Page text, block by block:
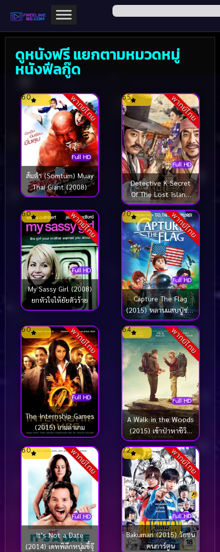
ดูหนังฟรี แยกตามหมวดหมู่
หนังฟีลกู๊ด
พากย์ไทย
Full HD
6.0
ส้มตำ (Somtum) Muay
Thai Giant (2008)
พากย์ไทย
Full HD
6.5
Detective K Secret
Of The Lost Island
(2015) ยอดนักสืบ พลิก
โชซอน
พากย์ไทย
Full HD
6.0
My Sassy Girl (2008)
ยกหัวใจให้ยัยตัวร้าย
พากย์ไทย
Full HD
7.0
Capture The Flag
(2015) หลานแสบปู่ซ่าส์
ฝ่าโลกตะลุยดวงจันทร์
พากย์ไทย
Full HD
6.0
The Internship Games
(2015) เกมล่าเกม
พากย์ไทย
Full HD
6.4
A Walk in the Woods
(2015) เข้าป่าหาชีวิต
ฉบับคนวัยดึก [ซับไทย]
พากย์ไทย
Full HD
6.0
It’s Not a Date
(2014) เดทพิลึกหนุ่มขี้จุ๊
พากย์ไทย
Full HD
7.2
Bakuman (2015) วัยซน
คนการ์ตูน